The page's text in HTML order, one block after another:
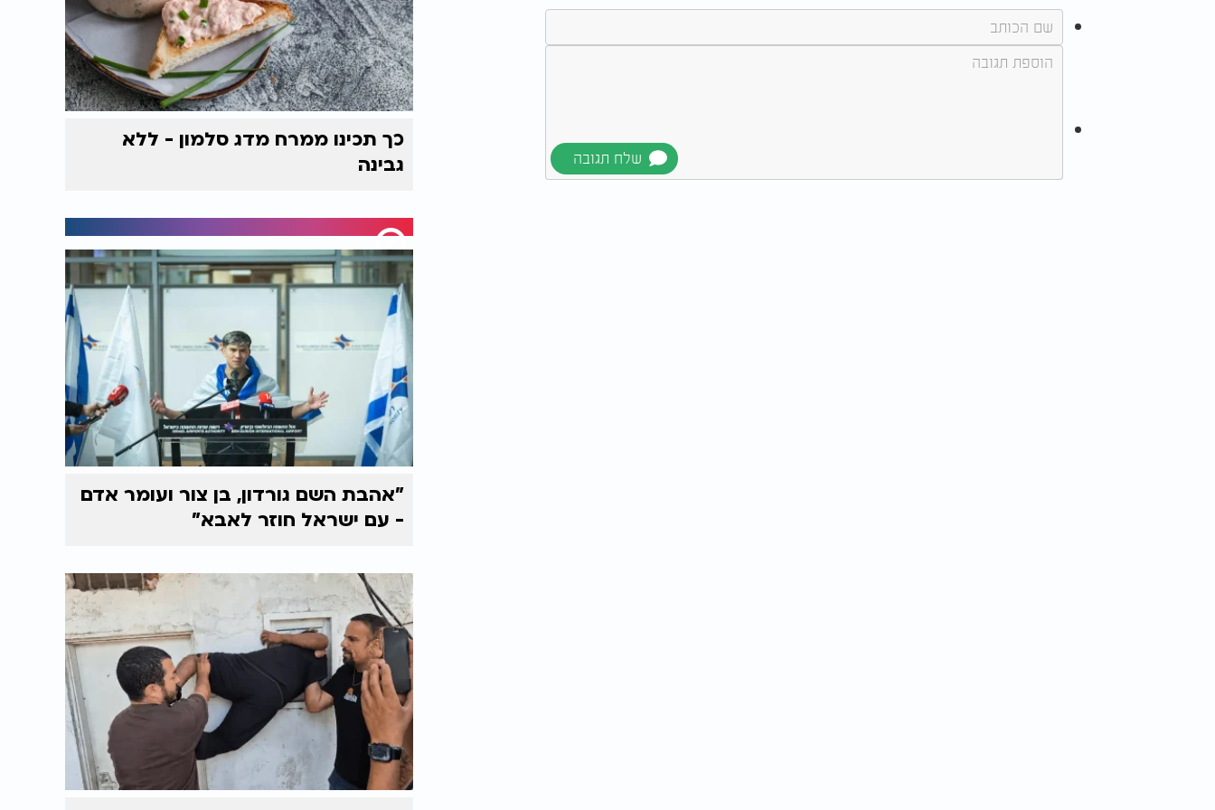
כך תכינו ממרח מדג סלמון - ללא
גבינה
"אהבת השם גורדון, בן צור ועומר אדם
- עם ישראל חוזר לאבא"